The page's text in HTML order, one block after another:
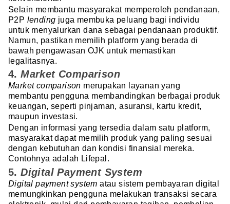
Selain membantu masyarakat memperoleh pendanaan,
P2P lending juga membuka peluang bagi individu
untuk menyalurkan dana sebagai pendanaan produktif.
Namun, pastikan memilih platform yang berada di
bawah pengawasan OJK untuk memastikan
legalitasnya.
4.Market Comparison
Market comparison merupakan layanan yang
membantu pengguna membandingkan berbagai produk
keuangan, seperti pinjaman, asuransi, kartu kredit,
maupun investasi.
Dengan informasi yang tersedia dalam satu platform,
masyarakat dapat memilih produk yang paling sesuai
dengan kebutuhan dan kondisi finansial mereka.
Contohnya adalah Lifepal.
5.Digital Payment System
Digital payment system atau sistem pembayaran digital
memungkinkan pengguna melakukan transaksi secara